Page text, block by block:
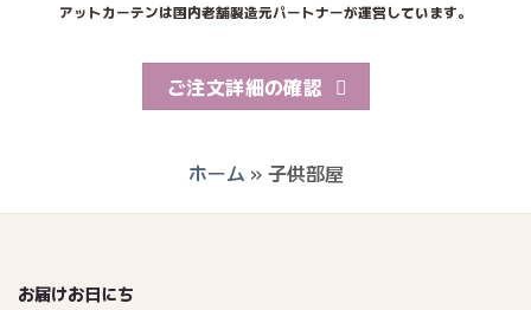
アットカーテンは国内老舗製造元パートナーが運営しています。
ご注文詳細の確認
ホーム » 子供部屋
お届けお日にち